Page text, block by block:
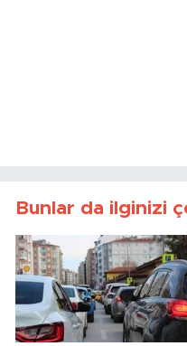
Bunlar da ilginizi